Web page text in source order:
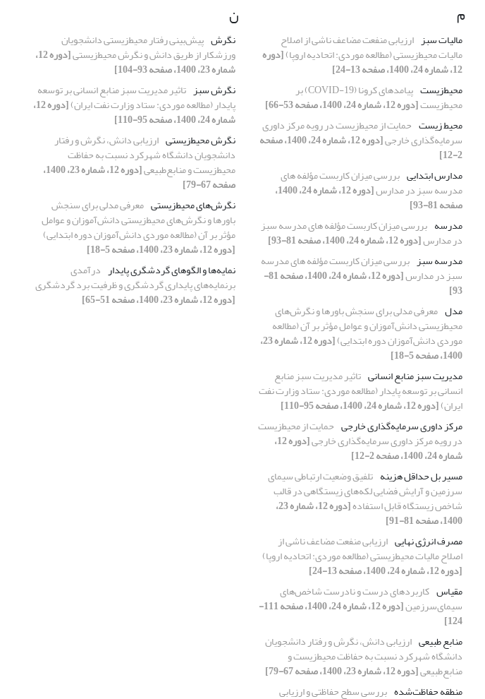
م
مالیات سبز ارزیابی منفعت مضاعف ناشی از اصلاح
مالیات محیط‌‌زیستی (مطالعه موردی: اتحادیه اروپا)[دوره
12، شماره 24، 1400، صفحه 13-24]
محیط‌زیست
پیامد‌های کرونا (COVID-19) بر
محیط‌زیست[دوره 12، شماره 24، 1400، صفحه 53-66]
محیط زیست حمایت از ‌محیط‌زیست در رویه مرکز داوری
سرمایه‌گذاری خارجی [دوره 12، شماره 24، 1400، صفحه
2-12]
مدارس ابتدایی بررسی میزان کاربست مؤلفه های
مدرسه سبز در مدارس [دوره 12، شماره 24، 1400،
صفحه 81-93]
مدرسه بررسی میزان کاربست مؤلفه های مدرسه سبز
در مدارس[دوره 12، شماره 24، 1400، صفحه 81-93]
مدرسه سبز بررسی میزان کاربست مؤلفه های مدرسه
سبز در مدارس [دوره 12، شماره 24، 1400، صفحه 81-
93]
مدل معرفی مدلی برای سنجش باورها و نگرش‌های
محیط‌زیستی دانش‌آموزان و عوامل مؤثر بر آن (مطالعه
موردی دانش‌آموزان دوره ابتدایی) [دوره 12، شماره 23،
1400، صفحه 5-18]
مدیریت سبز منابع انسانی تاثیر مدیریت سبز منابع
انسانی بر توسعه پایدار (مطالعه موردی: ستاد وزارت نفت
ایران)[دوره 12، شماره 24، 1400، صفحه 95-110]
مرکز داوری سرمایه‌گذاری خارجی حمایت از ‌محیط‌زیست
در رویه مرکز داوری سرمایه‌گذاری خارجی [دوره 12،
شماره 24، 1400، صفحه 2-12]
مسیر بل حداقل هزینه تلفیق وضعیت ارتباطی سیمای
سرزمین و آرایش فضایی لکه‌های زیستگاهی در قالب
شاخص زیستگاه قابل استفاده [دوره 12، شماره 23،
1400، صفحه 81-91]
مصرف انرژی نهایی ارزیابی منفعت مضاعف ناشی از
اصلاح مالیات محیط‌‌زیستی (مطالعه موردی: اتحادیه اروپا)
[دوره 12، شماره 24، 1400، صفحه 13-24]
مقیاس کاربردهای درست و نادرست شاخص‌‌های
سیمای‌‌سرزمین [دوره 12، شماره 24، 1400، صفحه 111-
124]
منابع طبیعی ارزیابی دانش، نگرش و رفتار دانشجویان
دانشگاه شهرکرد نسبت به حفاظت محیط‌زیست و
منابع‌طبیعی[دوره 12، شماره 23، 1400، صفحه 67-79]
منطقه حفاظت‌شده بررسی سطح حفاظتی و ارزیابی
ن
نگرش پیش‌‌بینی رفتار محیط‌زیستی دانشجویان
ورزشکار از طریق دانش و نگرش محیط‌زیستی [دوره 12،
شماره 23، 1400، صفحه 93-104]
نگرش سبز تاثیر مدیریت سبز منابع انسانی بر توسعه
پایدار (مطالعه موردی: ستاد وزارت نفت ایران) [دوره 12،
شماره 24، 1400، صفحه 95-110]
نگرش محیط‌زیستی ارزیابی دانش، نگرش و رفتار
دانشجویان دانشگاه شهرکرد نسبت به حفاظت
محیط‌زیست و منابع‌طبیعی [دوره 12، شماره 23، 1400،
صفحه 67-79]
نگرش‌های محیط‌زیستی معرفی مدلی برای سنجش
باورها و نگرش‌های محیط‌زیستی دانش‌آموزان و عوامل
مؤثر بر آن (مطالعه موردی دانش‌آموزان دوره ابتدایی)
[دوره 12، شماره 23، 1400، صفحه 5-18]
نمایه‌‌ها و الگوهای گردشگری پایدار درآمدی
برنمایه‌‌های پایداری گردشگری و ظرفیت برد گردشگری
[دوره 12، شماره 23، 1400، صفحه 51-65]